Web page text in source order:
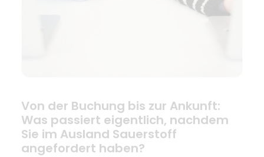
Von der Buchung bis zur Ankunft:
Was passiert eigentlich, nachdem
Sie im Ausland Sauerstoff
angefordert haben?